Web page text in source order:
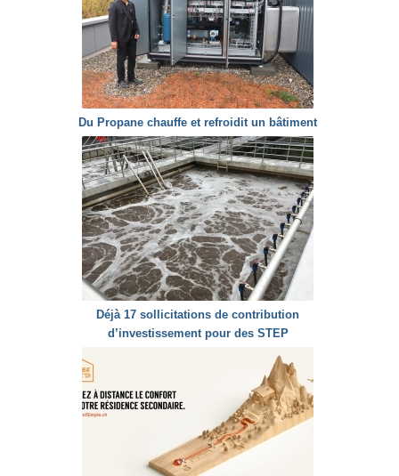
Du Propane chauffe et refroidit un bâtiment
Déjà 17 sollicitations de contribution
d’investissement pour des STEP